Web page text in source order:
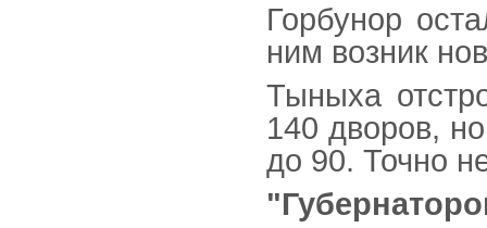
Горбунор
ним возник
Тыныха
140 дворов,
до 90. Точно